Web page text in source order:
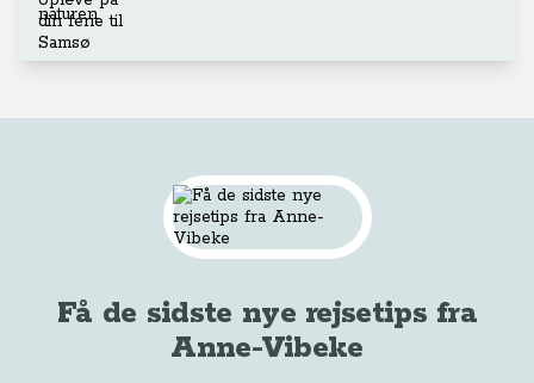
Få de sidste nye rejsetips fra
Anne-Vibeke